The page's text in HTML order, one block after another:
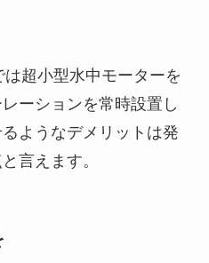
は超小型水中モーターを
ーションを常時設置し
ようなデメリットは発
と言えます。